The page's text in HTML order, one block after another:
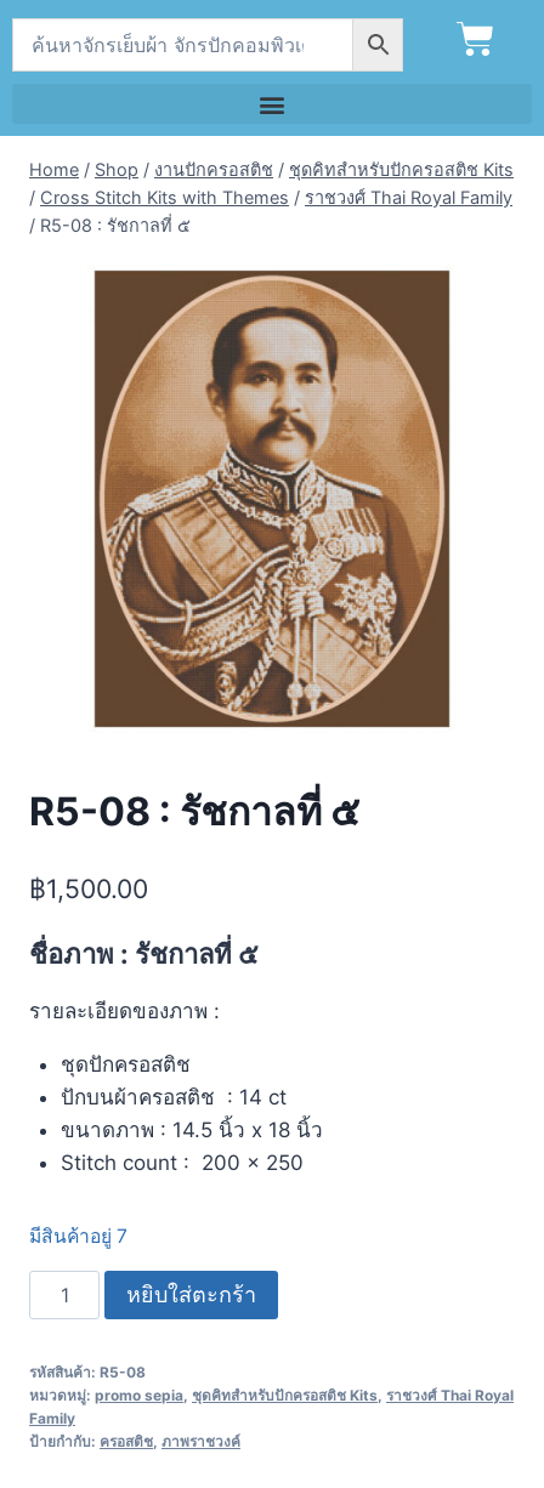
Home / Shop / งานปักครอสติช / ชุดคิทสำหรับปักครอสติช Kits
/ Cross Stitch Kits with Themes / ราชวงศ์ Thai Royal Family
/ R5-08 : รัชกาลที่ ๕
R5-08 : รัชกาลที่ ๕
฿1,500.00
ชื่อภาพ : รัชกาลที่ ๕
รายละเอียดของภาพ :
ชุดปักครอสติช
ปักบนผ้าครอสติช : 14 ct
ขนาดภาพ : 14.5 นิ้ว x 18 นิ้ว
Stitch count : 200 x 250
มีสินค้าอยู่ 7
หยิบใส่ตะกร้า
รหัสสินค้า: R5-08
หมวดหมู่: promo sepia ชุดคิทสำหรับปักครอสติช Kits ราชวงศ์ Thai Royal
Family
ป้ายกำกับ: ครอสติช ภาพราชวงค์